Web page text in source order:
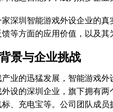
深圳智能游戏外设企业的真
等方面的应用价值，以及
景与企业挑战
产业的迅猛发展，智能游戏
设的深圳企业，旗下拥有
、充电宝等。公司团队成